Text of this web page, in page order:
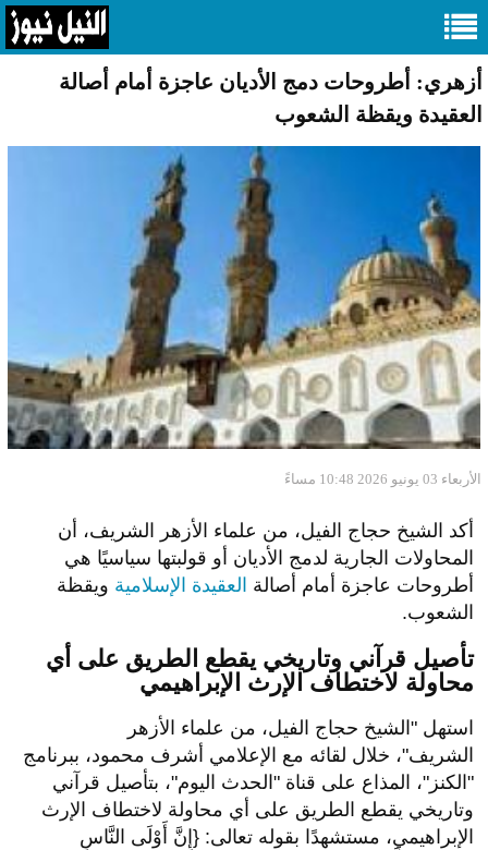
أزهري: أطروحات دمج الأديان عاجزة أمام أصالة
العقيدة ويقظة الشعوب
الأربعاء 03 يونيو 2026 10:48 مساءً
أكد الشيخ حجاج الفيل، من علماء الأزهر الشريف، أن
المحاولات الجارية لدمج الأديان أو قولبتها سياسيًا هي
أطروحات عاجزة أمام أصالة العقيدة الإسلامية ويقظة
الشعوب.
تأصيل قرآني وتاريخي يقطع الطريق على أي
محاولة لاختطاف الإرث الإبراهيمي
استهل "الشيخ حجاج الفيل، من علماء الأزهر
الشريف"، خلال لقائه مع الإعلامي أشرف محمود، ببرنامج
"الكنز"، المذاع على قناة "الحدث اليوم"، بتأصيل قرآني
وتاريخي يقطع الطريق على أي محاولة لاختطاف الإرث
الإبراهيمي، مستشهدًا بقوله تعالى: {إِنَّ أَوْلَى النَّاسِ